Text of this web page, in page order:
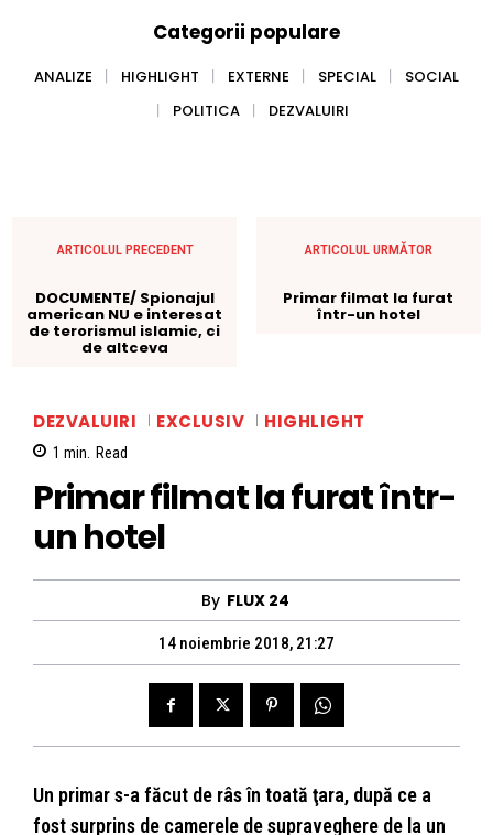
Categorii populare
ANALIZE HIGHLIGHT EXTERNE SPECIAL
SOCIAL
POLITICA
DEZVALUIRI
ARTICOLUL PRECEDENT
DOCUMENTE/ Spionajul
american NU e interesat
de terorismul islamic, ci
de altceva
ARTICOLUL URMĂTOR
Primar filmat la furat
într-un hotel